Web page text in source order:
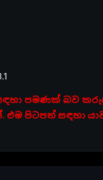
සඳහා පමණක් බව
එම පිටපත් සඳහා